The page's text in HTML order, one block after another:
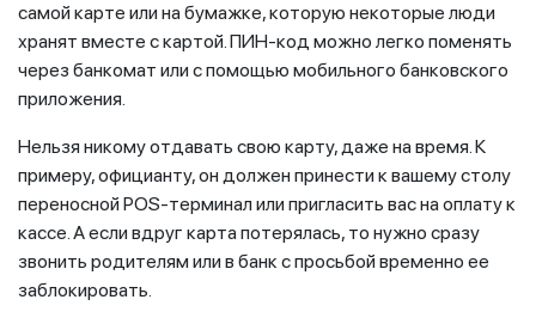
самой карте или на бумажке, которую некоторые люди
хранят вместе с картой. ПИН-код можно легко поменять
через банкомат или с помощью мобильного банковского
приложения.
Нельзя никому отдавать свою карту, даже на время. К
примеру, официанту, он должен принести к вашему столу
переносной POS-терминал или пригласить вас на оплату к
кассе. А если вдруг карта потерялась, то нужно сразу
звонить родителям или в банк с просьбой временно ее
заблокировать.